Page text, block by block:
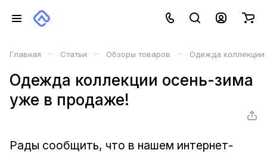
Главная – Статьи – Обзоры товаров – Одежда
Одежда коллекции осень-зима
уже в продаже!
Рады сообщить, что в нашем интернет-